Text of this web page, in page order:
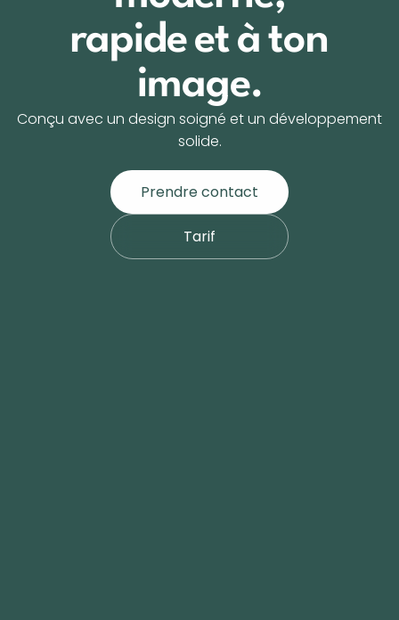
rapide et à ton
image.
Conçu avec un design soigné et un développement
solide.
Prendre contact
Tarif